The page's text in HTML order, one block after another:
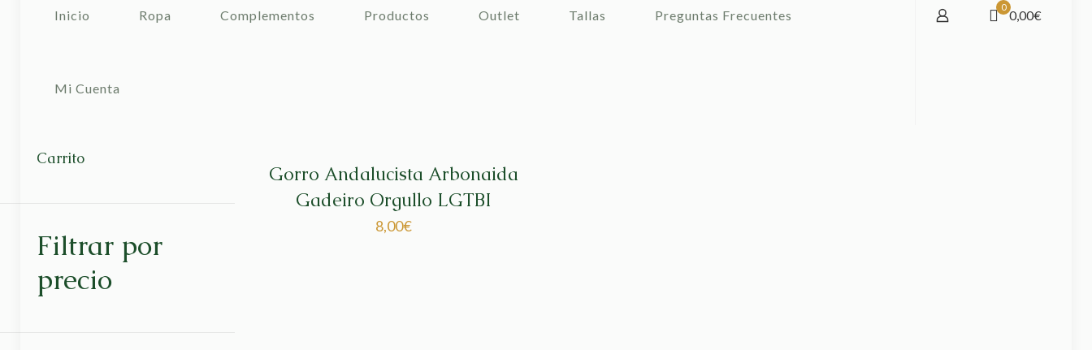
Inicio Ropa Complementos Productos Outlet Tallas Preguntas Frecuentes
Mi Cuenta
0
0,00€
Gorro Andalucista Arbonaida
Gadeiro Orgullo LGTBI
8,00€
Carrito
Filtrar por
precio